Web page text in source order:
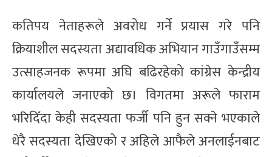
कतिपय नेताहरूले अवरोध गर्ने प्रयास गरे पनि
क्रियाशील सदस्यता अद्यावधिक अभियान गाउँगाउँसम्म
उत्साहजनक रूपमा अघि बढिरहेको कांग्रेस केन्द्रीय
कार्यालयले जनाएको छ। विगतमा अरूले फाराम
भरिदिँदा केही सदस्यता फर्जी पनि हुन सक्ने भएकाले
धेरै सदस्यता देखिएको र अहिले आफैले अनलाईनबाट